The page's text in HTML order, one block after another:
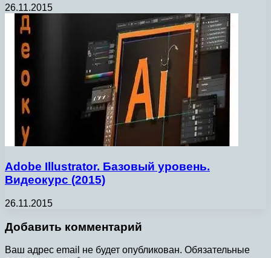
26.11.2015
Adobe Illustrator. Базовый уровень.
Видеокурс (2015)
26.11.2015
Добавить комментарий
Ваш адрес email не будет опубликован. Обязательные